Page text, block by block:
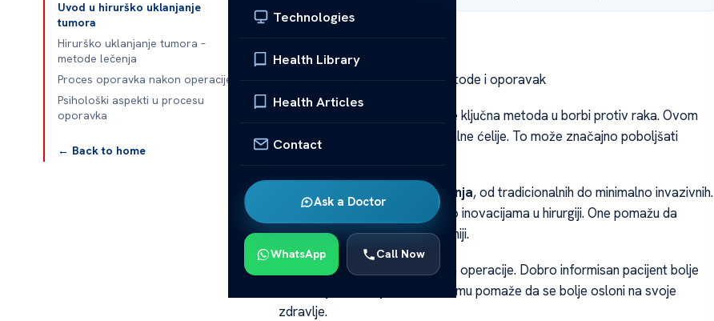
Technologies
Health Library
Health Articles
Contact
Ask a Doctor
WhatsApp Call Now
Uvod u hirurško uklanjanje
tumora
Hirurško uklanjanje tumora –
metode lečenja
Proces oporavka nakon operacije
Psihološki aspekti u procesu
oporavka
← Back to home
Hirurško uklanjanje tumora: Metode i oporavak
je ključna metoda u borbi protiv raka. Ovom
metodom se uklanjaju abnormalne ćelije. To može značajno poboljšati
Postoje različite metode lečenja, od tradicionalnih do minimalno invazivnih.
U ovom članku ćemo govoriti o inovacijama u hirurgiji. One pomažu da
proces oporavkabude efikasniji.
Pacijenti trebaju podršku nakon operacije. Dobro informisan pacijent bolje
. To mu pomaže da se bolje osloni na svoje
zdravlje.